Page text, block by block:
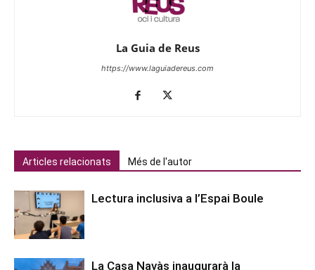
La Guia de Reus
https://www.laguiadereus.com
Articles relacionats Més de l'autor
Lectura inclusiva a l’Espai Boule
La Casa Navàs inaugurarà la